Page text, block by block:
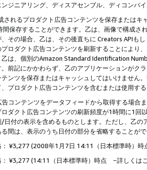
ジニアリング、ディスアセンブル、ディコンパ
されるプロダクト広告コンテンツを保存または
間保存することができます。乙は、画像で構成
その場合、乙は、その後直ちに Creators APIも
ロダクト広告コンテンツを刷新することにより
乙は、個別のAmazon Standard Identification
前記にかかわらず、乙のアプリケーションがク
ンツを保存またはキャッシュしてはいけません
プロダクト広告コンテンツを含むまたは使用す
コンテンツをデータフィードから取得する場合
ダクト広告コンテンツの刷新頻度が1時間に1
日付の表示を含めるものとします。ただし、乙
間は、表示のうち日付の部分を省略することが
： ¥3,277 (2008年1月7日 14:11（日本標準時）
： ¥3,277 (14:11（日本標準時）時点 −詳しくは